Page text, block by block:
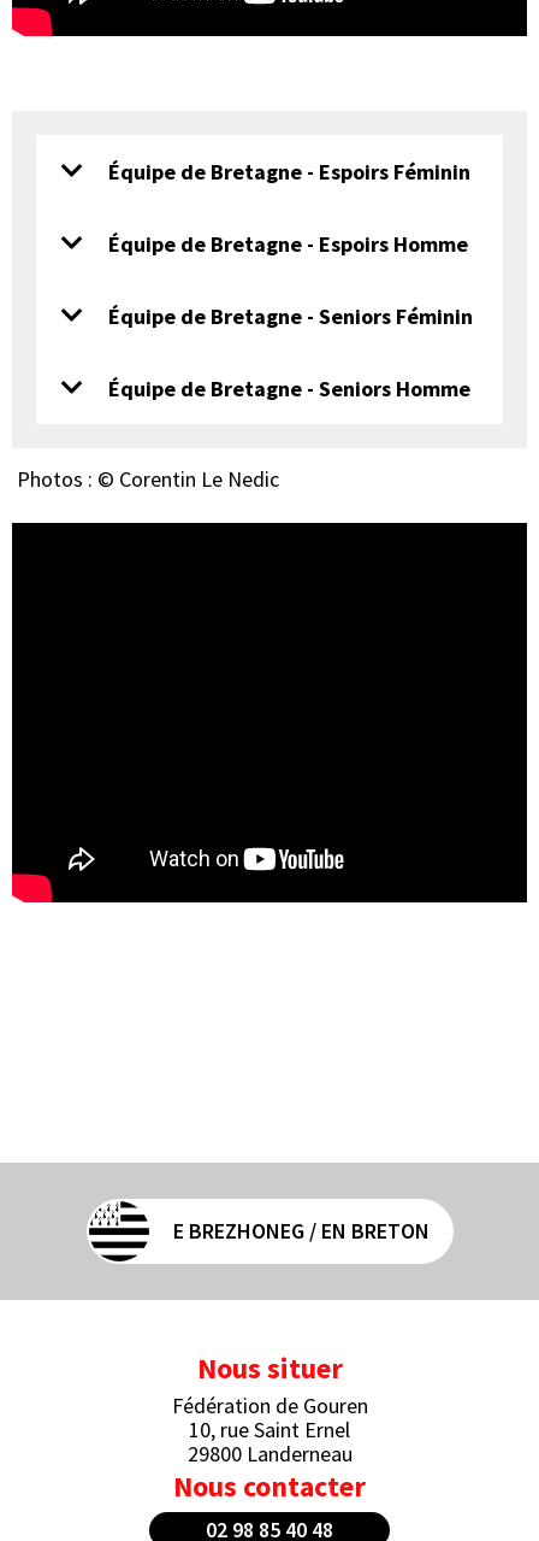
Équipe de Bretagne - Espoirs Féminin
Équipe de Bretagne - Espoirs Homme
Équipe de Bretagne - Seniors Féminin
Équipe de Bretagne - Seniors Homme
Photos : © Corentin Le Nedic
E BREZHONEG / EN BRETON
Nous situer
Fédération de Gouren
10, rue Saint Ernel
29800 Landerneau
Nous contacter
02 98 85 40 48